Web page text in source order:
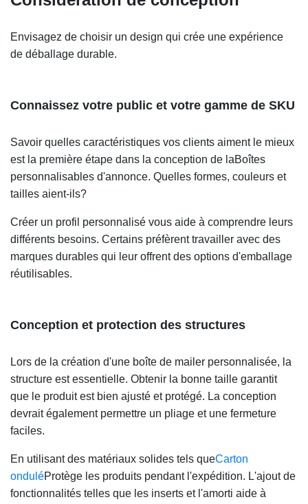
Envisagez de choisir un design qui crée une expérience
de déballage durable.
Connaissez votre public et votre gamme de SKU
Savoir quelles caractéristiques vos clients aiment le mieux
est la première étape dans la conception de laBoîtes
personnalisables d'annonce. Quelles formes, couleurs et
tailles aient-ils?
Créer un profil personnalisé vous aide à comprendre leurs
différents besoins. Certains préfèrent travailler avec des
marques durables qui leur offrent des options d'emballage
réutilisables.
Conception et protection des structures
Lors de la création d'une boîte de mailer personnalisée, la
structure est essentielle. Obtenir la bonne taille garantit
que le produit est bien ajusté et protégé. La conception
devrait également permettre un pliage et une fermeture
faciles.
En utilisant des matériaux solides tels queCarton
onduléProtège les produits pendant l'expédition. L'ajout de
fonctionnalités telles que les inserts et l'amorti aide à